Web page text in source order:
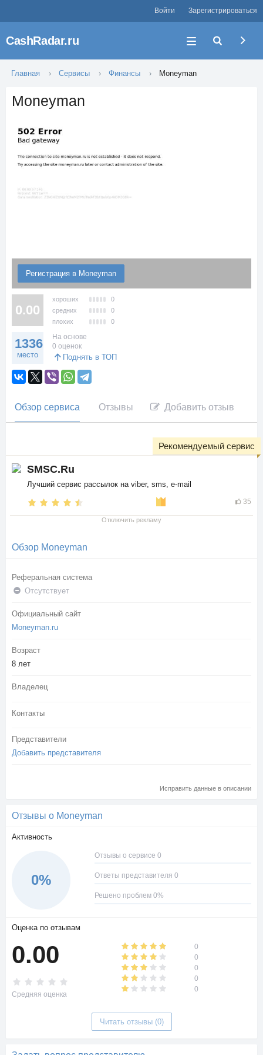
Войти Зарегистрироваться
CashRadar.ru
Главная Сервисы Финансы Moneyman
Moneyman
Регистрация в Moneyman
0.00
хороших
0
средних
0
плохих
0
1336
место
На основе
0 оценок
Поднять в ТОП
Обзор сервиса Отзывы Добавить отзыв
SMSC.Ru
Лучший сервис рассылок на viber, sms, e-mail
35
Рекомендуемый сервис
Отключить рекламу
Обзор Moneyman
Реферальная система
Отсутствует
Официальный сайт
Moneyman.ru
Возраст
8 лет
Владелец
Контакты
Представители
Добавить представителя
Исправить данные в описании
Отзывы о Moneyman
Активность
0%
Отзывы о сервисе 0
Ответы представителя 0
Решено проблем 0%
Оценка по отзывам
0.00
Средняя оценка
0
0
0
0
0
Читать отзывы (0)